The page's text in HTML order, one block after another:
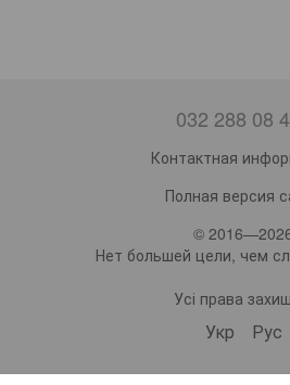
032 288 08
Контактная
Полная версия
©
Нет большей цели, чем
Усі права
Укр Рус